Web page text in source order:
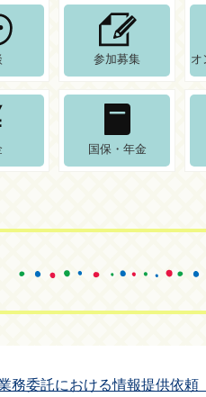
参加募集 オ
国保・年金
務委託における情報提供依頼